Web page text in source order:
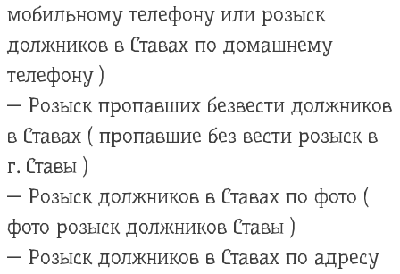
мобильному телефону или розыск
должников в Ставах по домашнему
телефону )
— Розыск пропавших безвести должников
в Ставах ( пропавшие без вести розыск в
г. Ставы )
— Розыск должников в Ставах по фото (
фото розыск должников Ставы )
— Розыск должников в Ставах по адресу